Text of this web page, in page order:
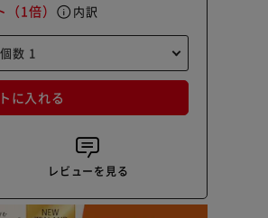
（1倍） info 内訳
に入れる
レビューを見る